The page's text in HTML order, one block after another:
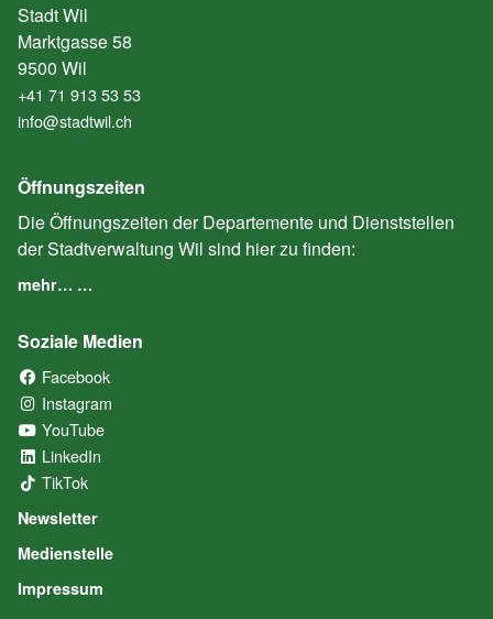
Stadt Wil
Marktgasse 58
9500 Wil
+41 71 913 53 53
info@stadtwil.ch
Öffnungszeiten
Die Öffnungszeiten der Departemente und Dienststellen
der Stadtverwaltung Wil sind hier zu finden:
mehr… …
Soziale Medien
Facebook
Instagram
YouTube
LinkedIn
TikTok
Newsletter
Medienstelle
Impressum